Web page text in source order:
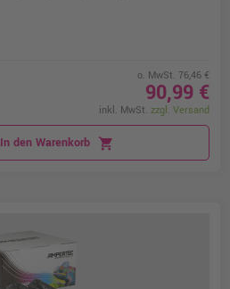
o. MwSt. 76,46 €
90,99 €
inkl. MwSt. zzgl. Versand
In den Warenkorb shopping_cart